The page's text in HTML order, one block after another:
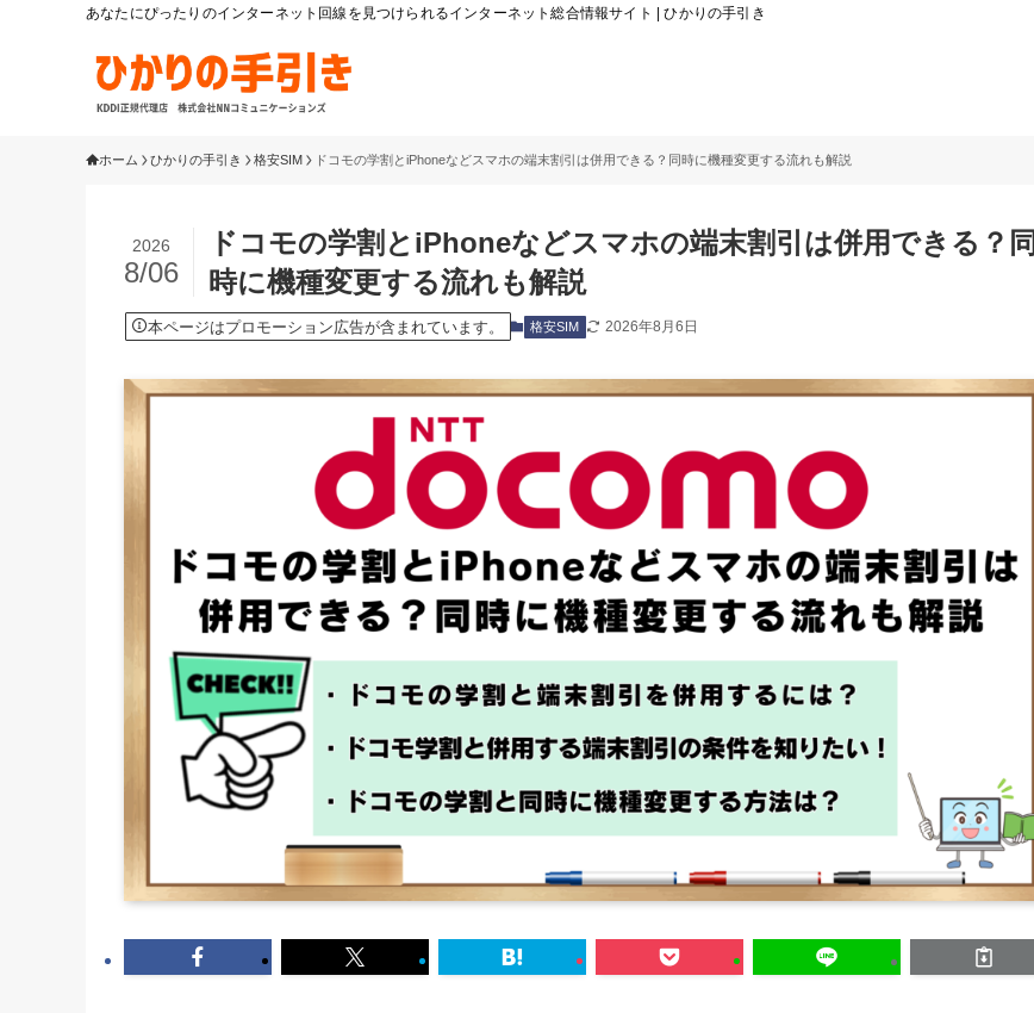
あなたにぴったりのインターネット回線を見つけられるインターネット総合情報サイト | ひかりの手引き
ホーム ひかりの手引き 格安SIM ドコモの学割とiPhoneなどスマホの端末割引は併用できる？同時に機種変更する流れも解説
ドコモの学割とiPhoneなどスマホの端末割引は併用できる？同
時に機種変更する流れも解説
2026
8/06
本ページはプロモーション広告が含まれています。 格安SIM 2026年8月6日